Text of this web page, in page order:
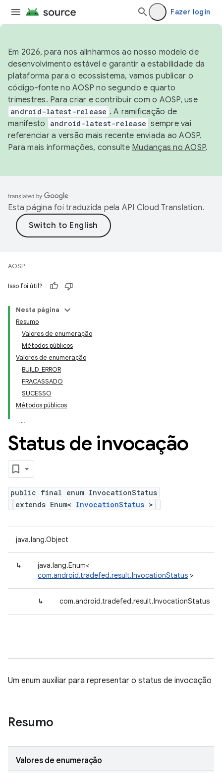
Fazer login
Em 2026, para nos alinharmos ao nosso modelo de
desenvolvimento estável e garantir a estabilidade da
plataforma para o ecossistema, vamos publicar o
código-fonte no AOSP no segundo e quarto
trimestres. Para criar e contribuir com o AOSP, use
android-latest-release . A ramificação de
manifesto
android-latest-release sempre vai
referenciar a versão mais recente enviada ao AOSP.
Para mais informações, consulte Mudanças no AOSP.
Esta página foi traduzida pela API Cloud Translation.
AOSP
Isso foi útil?
Nesta página
Resumo
Valores de enumeração
Métodos públicos
Valores de enumeração
BUILD_ERROR
FRACASSADO
SUCESSO
Métodos públicos
Status de invocação
public final enum InvocationStatus
extends Enum< InvocationStatus >
java.lang.Object
↳
java.lang.Enum<
com.android.tradefed.result.InvocationStatus >
↳ com.android.tradefed.result.InvocationStatus
Um enum auxiliar para representar o status de invocação
Resumo
Valores de enumeração